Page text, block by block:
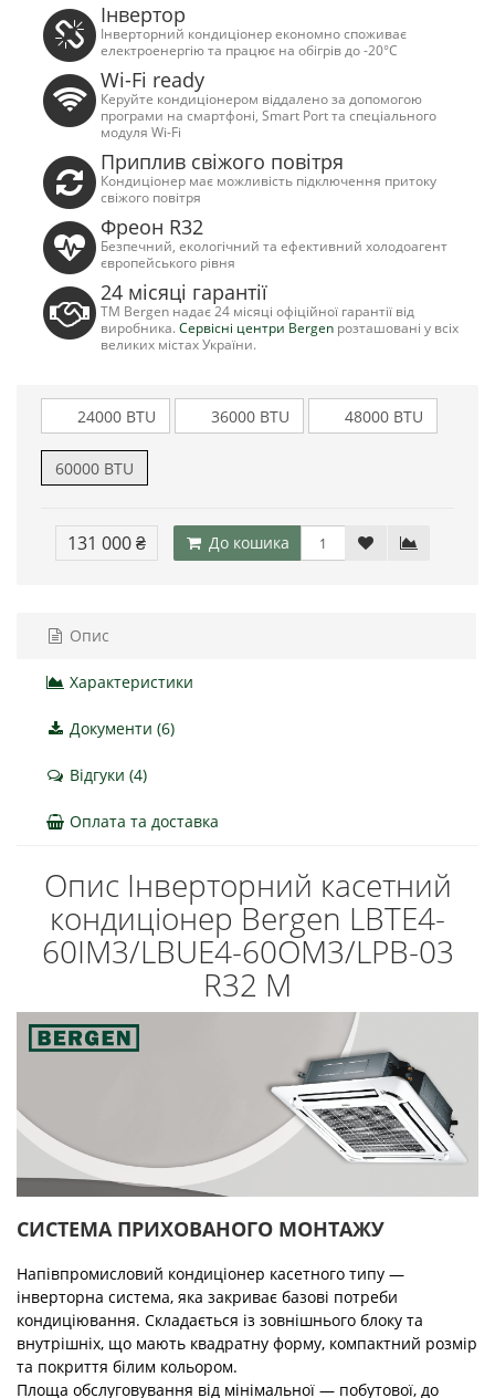
Інвертор
Інверторний кондиціонер економно споживає
електроенергію та працює на обігрів до -20°C
Wi-Fi ready
Керуйте кондиціонером віддалено за допомогою
програми на смартфоні, Smart Port та спеціального
модуля Wi-Fi
Приплив свіжого повітря
Кондиціонер має можливість підключення притоку
свіжого повітря
Фреон R32
Безпечний, екологічний та ефективний холодоагент
європейського рівня
24 місяці гарантії
ТМ Bergen надає 24 місяці офіційної гарантії від
виробника. Сервісні центри Bergen розташовані у всіх
великих містах України.
24000 BTU 36000 BTU 48000 BTU
60000 BTU
131 000 ₴ До кошика
Опис
Характеристики
Документи (6)
Відгуки (4)
Оплата та доставка
Опис Інверторний касетний
кондиціонер Bergen LBTE4-
60IM3/LBUE4-60OM3/LPB-03
R32 M
СИСТЕМА ПРИХОВАНОГО МОНТАЖУ
Напівпромисловий кондиціонер касетного типу —
інверторна система, яка закриває базові потреби
кондиціювання. Складається із зовнішнього блоку та
внутрішніх, що мають квадратну форму, компактний розмір
та покриття білим кольором.
Площа обслуговування від мінімальної — побутової, до